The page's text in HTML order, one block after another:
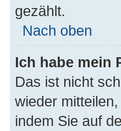
gezählt.
Nach oben
Ich habe mein
Das ist nicht
wieder
indem Sie auf